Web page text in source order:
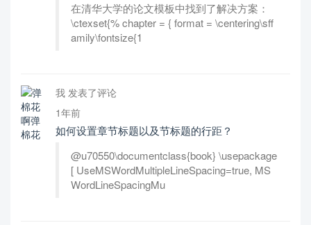
在清华大学的论文模板中找到了解决方案：
\ctexset{% chapter = { format = \centering\sff
amily\fontsize{1
我 发表了评论
1年前
如何设置章节标题以及节标题的行距？
@u70550\documentclass{book} \usepackage
[ UseMSWordMultipleLineSpacing=true, MS
WordLineSpacingMu